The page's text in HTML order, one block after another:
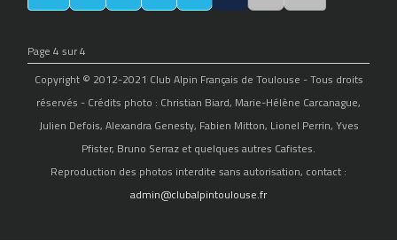
Page 4 sur 4
Copyright © 2012-2021 Club Alpin Français de Toulouse - Tous droits
réservés - Crédits photo : Christian Biard, Marie-Hélène Carcanague,
Julien Defois, Alexandra Genesty, Fabien Mitton, Lionel Perrin, Yves
Pfister, Bruno Serraz et quelques autres Cafistes.
Reproduction des photos interdite sans autorisation, contact :
admin@clubalpintoulouse.fr